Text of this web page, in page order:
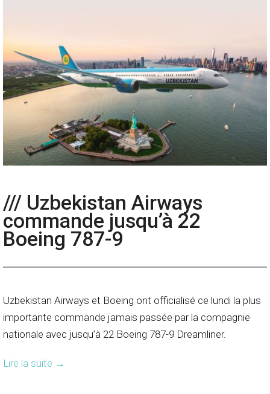
/// Uzbekistan Airways
commande jusqu’à 22
Boeing 787-9
Uzbekistan Airways et Boeing ont officialisé ce lundi la plus
importante commande jamais passée par la compagnie
nationale avec jusqu’à 22 Boeing 787-9 Dreamliner.
Lire la suite →